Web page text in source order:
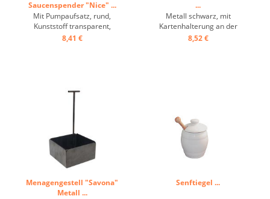
Saucenspender "Nice" ...
Mit Pumpaufsatz, rund,
Kunststoff transparent,
Dichtdeckel mit Clips ...
8,41 €
...
Metall schwarz, mit
Kartenhalterung an der
Rückseite ...
8,52 €
Menagengestell "Savona"
Metall ...
Senftiegel ...